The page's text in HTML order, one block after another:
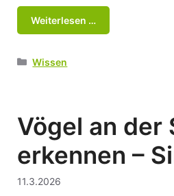
Weiterlesen …
Kategorien
Wissen
Vögel an der
erkennen –
11.3.2026